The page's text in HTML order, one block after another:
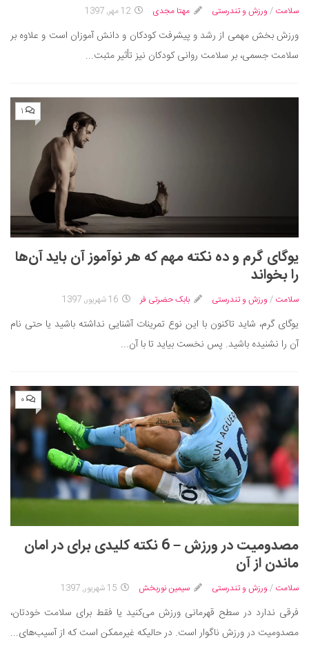
سلامت / ورزش و تندرستی مهتا مجدی 12 مهر, 1397
ورزش بخش مهمی از رشد و پیشرفت کودکان و دانش آموزان است و علاوه بر
سلامت جسمی، بر سلامت روانی کودکان نیز تأثیر مثبت...
۱
یوگای گرم و ده نکته مهم که هر نوآموز آن باید آن‌ها
را بخواند
سلامت / ورزش و تندرستی بابک حضرتی فر 16 شهریور, 1397
یوگای گرم، شاید تاکنون با این نوع تمرینات آشنایی نداشته باشید یا حتی نام
آن را نشنیده باشید. پس نخست بیاید تا با آن...
۰
مصدومیت در ورزش – 6 نکته کلیدی برای در امان
ماندن از آن
سلامت / ورزش و تندرستی سیمین نوربخش 15 شهریور, 1397
فرقی ندارد در سطح قهرمانی ورزش می‌کنید یا فقط برای سلامت خودتان،
مصدومیت در ورزش ناگوار است. در حالیکه غیرممکن است که از آسیب‌های...